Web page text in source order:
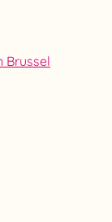
Brussel